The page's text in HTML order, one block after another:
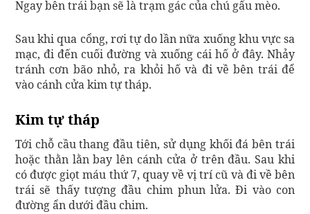
Ngay bên trái bạn sẽ là trạm gác của chú gấu mèo.
Sau khi qua cổng, rơi tự do lần nữa xuống khu vực sa
mạc, đi đến cuối đường và xuống cái hố ở đây. Nhảy
tránh cơn bão nhỏ, ra khỏi hố và đi về bên trái để
vào cánh cửa kim tự tháp.
Kim tự tháp
Tới chỗ cầu thang đầu tiên, sử dụng khối đá bên trái
hoặc thằn lằn bay lên cánh cửa ở trên đầu. Sau khi
có được giọt máu thứ 7, quay về vị trí cũ và đi về bên
trái sẽ thấy tượng đầu chim phun lửa. Đi vào con
đường ẩn dưới đầu chim.